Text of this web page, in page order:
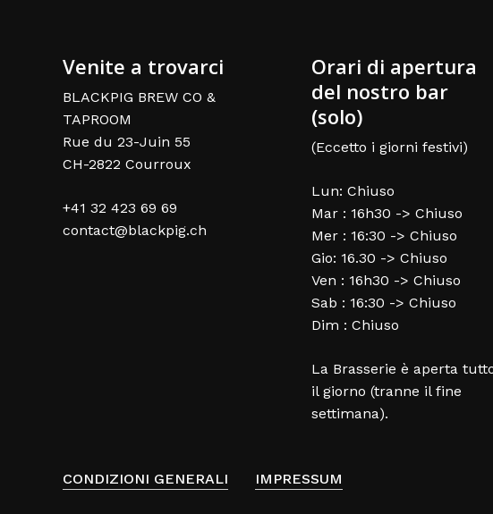
Venite a trovarci
BLACKPIG BREW CO &
TAPROOM
Rue du 23-Juin 55
CH-2822 Courroux
+41 32 423 69 69
contact@blackpig.ch
Orari di apertura
del nostro bar
(solo)
(Eccetto i giorni festivi)
Lun: Chiuso
Mar : 16h30 -> Chiuso
Mer : 16:30 -> Chiuso
Gio: 16.30 -> Chiuso
Ven : 16h30 -> Chiuso
Sab : 16:30 -> Chiuso
Dim : Chiuso
La Brasserie è aperta
il giorno (tranne il fine
settimana).
CONDIZIONI GENERALI IMPRESSUM